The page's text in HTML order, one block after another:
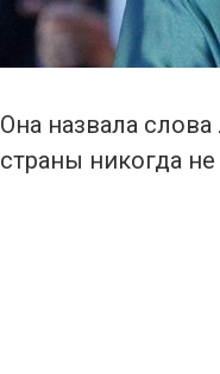
Она назвала
страны никогда